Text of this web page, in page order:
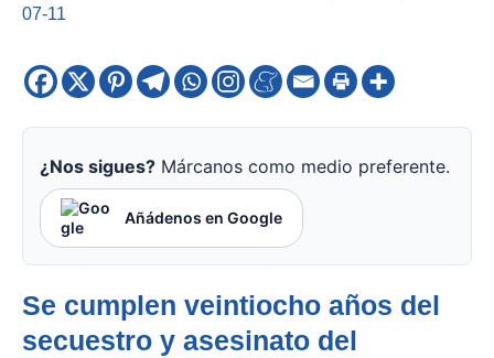
07-11
¿Nos sigues? Márcanos como medio preferente.
Añádenos en Google
Se cumplen veintiocho años del
secuestro y asesinato del